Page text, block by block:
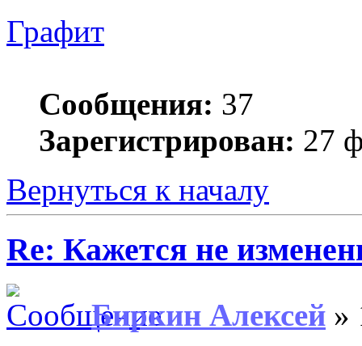
Графит
Сообщения: 37
Зарегистрирован: 27
Вернуться к началу
Re: Кажется не
Биркин Алексей »